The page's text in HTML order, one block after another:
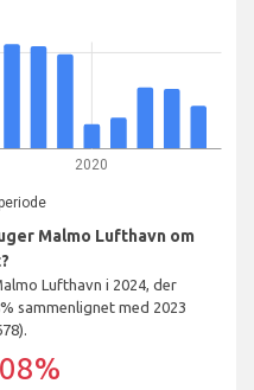
2020
Malmo Lufthavn om
Lufthavn i 2024, der
sammenlignet med 2023